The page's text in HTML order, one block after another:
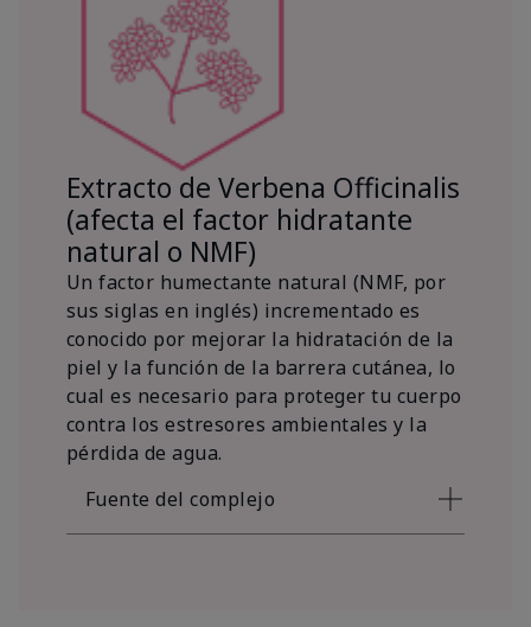
Extracto de Verbena Officinalis
(afecta el factor hidratante
natural o NMF)
Un factor humectante natural (NMF, por
sus siglas en inglés) incrementado es
conocido por mejorar la hidratación de la
piel y la función de la barrera cutánea, lo
cual es necesario para proteger tu cuerpo
contra los estresores ambientales y la
pérdida de agua.
Fuente del complejo